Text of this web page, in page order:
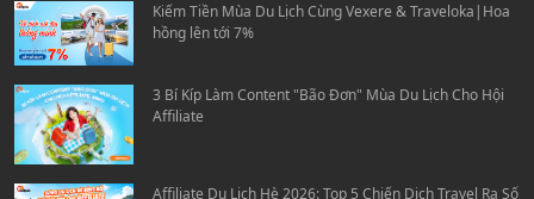
Kiếm Tiền Mùa Du Lịch Cùng Vexere & Traveloka|Hoa
hồng lên tới 7%
3 Bí Kíp Làm Content "Bão Đơn" Mùa Du Lịch Cho Hội
Affiliate
Affiliate Du Lịch Hè 2026: Top 5 Chiến Dịch Travel Ra Số